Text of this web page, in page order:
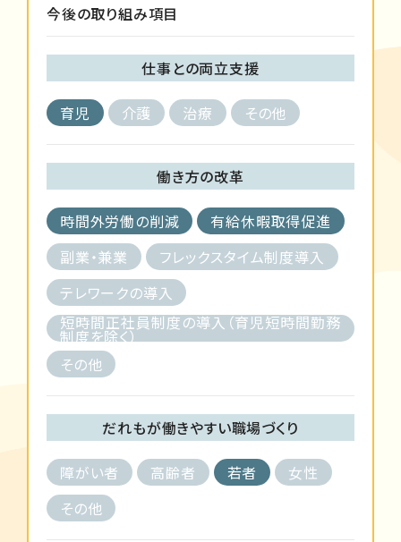
今後の取り組み項目
仕事との両立支援
育児 介護 治療 その他
働き方の改革
時間外労働の削減
有給休暇取得促進
副業・兼業
フレックスタイム制度導入
テレワークの導入
短時間正社員制度の導入（育児短時間勤務
制度を除く）
その他
だれもが働きやすい職場づくり
障がい者 高齢者 若者
女性
その他